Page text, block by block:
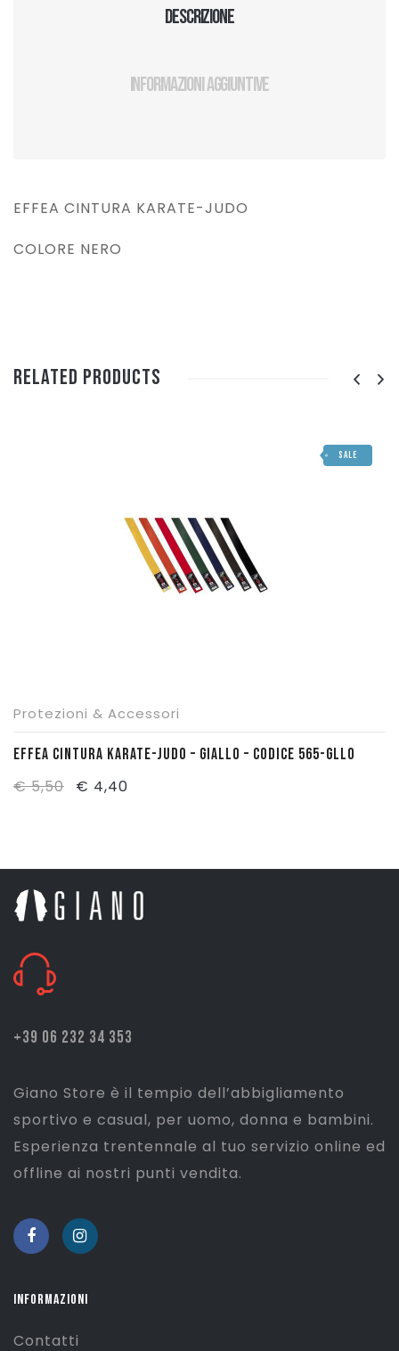
Descrizione
Informazioni aggiuntive
EFFEA CINTURA KARATE-JUDO
COLORE NERO
Related Products
SALE
Protezioni & Accessori
EFFEA CINTURA KARATE-JUDO – GIALLO – CODICE 565-GLLO
€5,50
Il
era:
€ 5,50.
€ 4,40
è:
€ 4,40.
+39 06 232 34 353
Giano Store è il tempio dell’abbigliamento
sportivo e casual, per uomo, donna e bambini.
Esperienza trentennale al tuo servizio online ed
offline ai nostri punti vendita.
INFORMAZIONI
Contatti